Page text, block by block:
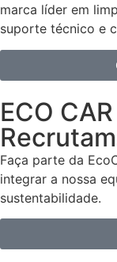
marca líder em
suporte técnico e
ECO
Faça parte da
integrar a nossa
sustentabilidade.